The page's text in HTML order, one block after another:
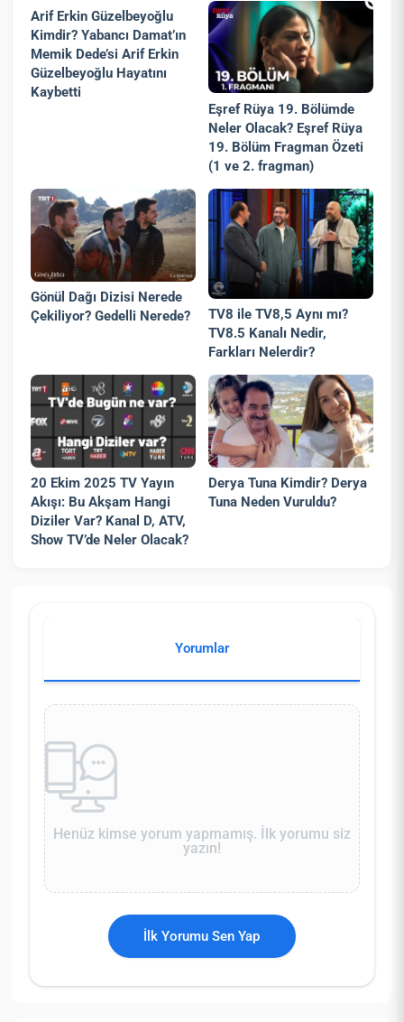
Arif Erkin Güzelbeyoğlu
Kimdir? Yabancı Damat’ın
Memik Dede’si Arif Erkin
Güzelbeyoğlu Hayatını
Kaybetti
Eşref Rüya 19. Bölümde
Neler Olacak? Eşref Rüya
19. Bölüm Fragman Özeti
(1 ve 2. fragman)
Gönül Dağı Dizisi Nerede
Çekiliyor? Gedelli Nerede?
TV8 ile TV8,5 Aynı mı?
TV8.5 Kanalı Nedir,
Farkları Nelerdir?
20 Ekim 2025 TV Yayın
Akışı: Bu Akşam Hangi
Diziler Var? Kanal D, ATV,
Show TV’de Neler Olacak?
Derya Tuna Kimdir? Derya
Tuna Neden Vuruldu?
Yorumlar
Henüz kimse yorum yapmamış. İlk yorumu siz
yazın!
İlk Yorumu Sen Yap